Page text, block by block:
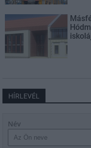
HÍRLEVÉL
Név